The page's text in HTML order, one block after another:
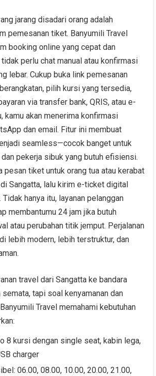
jarang disadari orang adalah
pemesanan tiket. Banyumili Travel
booking online yang cepat dan
tidak perlu chat manual atau konfirmasi
lebar. Cukup buka link pemesanan
pilih kursi yang tersedia,
via transfer bank, QRIS, atau e-
kamu akan menerima konfirmasi
dan email. Fitur ini membuat
seamless—cocok banget untuk
pekerja sibuk yang butuh efisiensi.
pesan tiket untuk orang tua atau kerabat
Sangatta, lalu kirim e-ticket digital
hanya itu, layanan pelanggan
membantumu 24 jam jika butuh
atau perubahan titik jemput. Perjalanan
lebih modern, lebih terstruktur, dan
travel dari Sangatta ke bandara
semata, tapi soal kenyamanan dan
Travel memahami kebutuhan
8 kursi dengan single seat, kabin lega,
charger
06.00, 08.00, 10.00, 20.00, 21.00,